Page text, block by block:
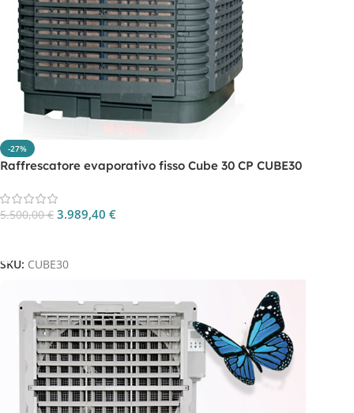
-27%
Raffrescatore evaporativo fisso Cube 30 CP CUBE30
5.500,00€ 3.989,40 €
SKU: CUBE30